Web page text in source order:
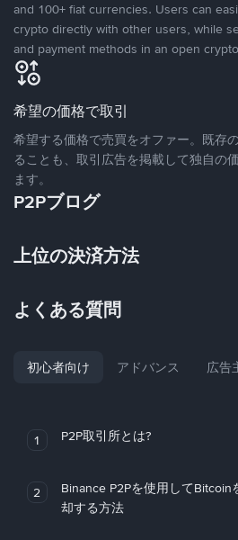
and 100+ fiat currencies. Users can
crypto directly with other users, while
and payment methods in an open
希望の価格で取引
希望する価格で売買をオファー。既存
ることも、取引広告を掲載して独自の
ます。
P2Pブログ
上位の決済方法
よくある質問
初心者向け アドバンス 広告
1 P2P取引所とは?
2
Binance P2Pを使用してBitcoin
却する方法